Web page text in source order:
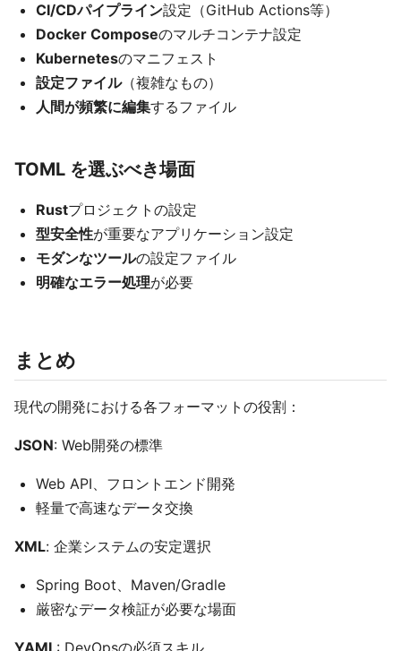
CI/CDパイプライン設定（GitHub Actions等）
Docker Composeのマルチコンテナ設定
Kubernetesのマニフェスト
設定ファイル（複雑なもの）
人間が頻繁に編集するファイル
TOML を選ぶべき場面
Rustプロジェクトの設定
型安全性が重要なアプリケーション設定
モダンなツールの設定ファイル
明確なエラー処理が必要
まとめ
現代の開発における各フォーマットの役割：
JSON: Web開発の標準
Web API、フロントエンド開発
軽量で高速なデータ交換
XML: 企業システムの安定選択
Spring Boot、Maven/Gradle
厳密なデータ検証が必要な場面
YAML: DevOpsの必須スキル